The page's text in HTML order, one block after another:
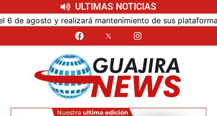
ULTIMAS NOTICIAS
y realizará mantenimiento de sus plataformas